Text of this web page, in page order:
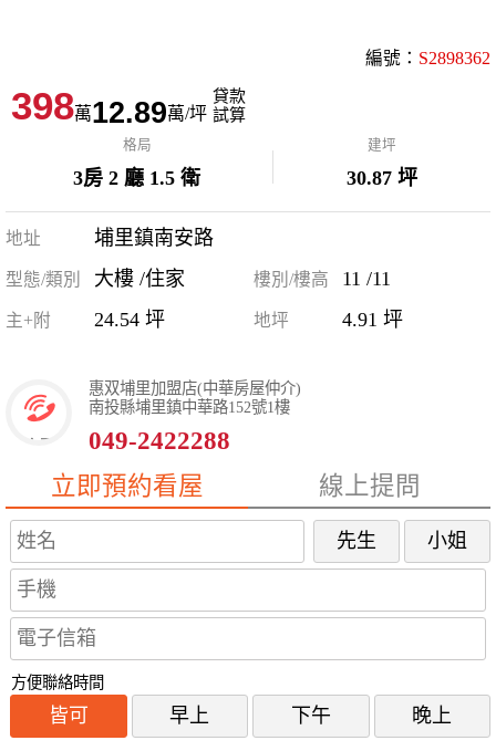
編號： S2898362
398萬12.89萬/坪
貸款
試算
格局
3房 2 廳 1.5 衛
建坪
30.87 坪
地址 埔里鎮南安路
型態/類別 大樓 /住家 樓別/樓高 11 /11
主+附 24.54 坪 地坪 4.91 坪
惠双埔里加盟店(中華房屋仲介)
南投縣埔里鎮中華路152號1樓
049-2422288
立即預約看屋
線上提問
先生 小姐
方便聯絡時間
皆可 早上 下午 晚上